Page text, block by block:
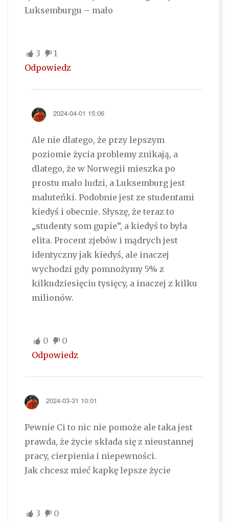
Luksemburgu – mało
3
1
Odpowiedz
2024-04-01 15:06
Ale nie dlatego, że przy lepszym
poziomie życia problemy znikają, a
dlatego, że w Norwegii mieszka po
prostu mało ludzi, a Luksemburg jest
maluteńki. Podobnie jest ze studentami
kiedyś i obecnie. Słyszę, że teraz to
„studenty som gupie”, a kiedyś to była
elita. Procent zjebów i mądrych jest
identyczny jak kiedyś, ale inaczej
wychodzi gdy pomnożymy 5% z
kilkudziesięciu tysięcy, a inaczej z kilku
milionów.
0
0
Odpowiedz
2024-03-31 10:01
Pewnie Ci to nic nie pomoże ale taka jest
prawda, że życie składa się z nieustannej
pracy, cierpienia i niepewności.
Jak chcesz mieć kapkę lepsze życie
3
0